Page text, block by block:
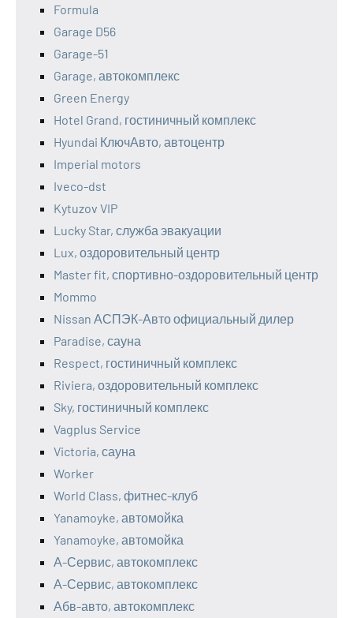
Formula
Garage D56
Garage-51
Garage, автокомплекс
Green Energy
Hotel Grand, гостиничный комплекс
Hyundai КлючАвто, автоцентр
Imperial motors
Iveco-dst
Kytuzov VIP
Lucky Star, служба эвакуации
Lux, оздоровительный центр
Master fit, спортивно-оздоровительный центр
Mommo
Nissan АСПЭК-Авто официальный дилер
Paradise, сауна
Respect, гостиничный комплекс
Riviera, оздоровительный комплекс
Sky, гостиничный комплекс
Vagplus Service
Victoria, сауна
Worker
World Class, фитнес-клуб
Yanamoyke, автомойка
Yanamoyke, автомойка
А-Сервис, автокомплекс
А-Сервис, автокомплекс
Абв-авто, автокомплекс